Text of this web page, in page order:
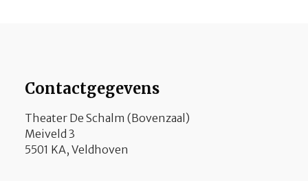
Contactgegevens
Theater De Schalm (Bovenzaal)
Meiveld 3
5501 KA, Veldhoven